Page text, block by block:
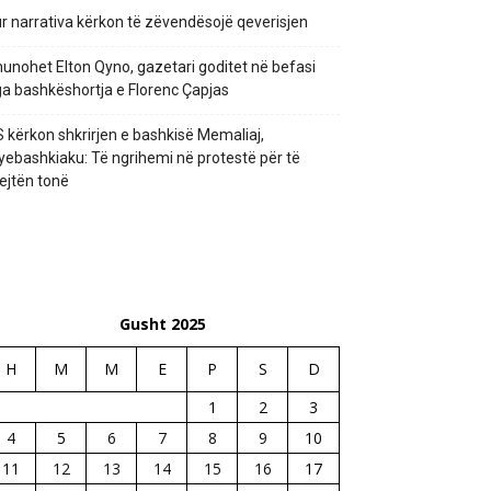
narrativa kërkon të zëvendësojë qeverisjen
Elton Qyno, gazetari goditet në befasi
bashkëshortja e Florenc Çapjas
kërkon shkrirjen e bashkisë Memaliaj,
Të ngrihemi në protestë për të
tonë
Gusht 2025
H M M E P S
D
1
2
3
4
5 6 7 8 9
10
11
12 13 14 15 16
17